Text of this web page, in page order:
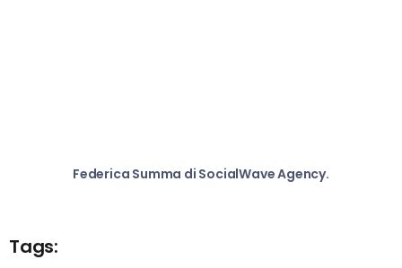
Federica Summa di SocialWave Agency.
Tags: